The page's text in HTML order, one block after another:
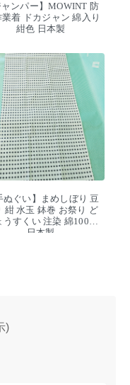
ャンパー】MOWINT 防
業着 ドカジャン 綿入り
紺色 日本製
ぬぐい】まめしぼり 豆
紺 水玉 鉢巻 お祭り ど
うすくい 注染 綿100%
日本製
)